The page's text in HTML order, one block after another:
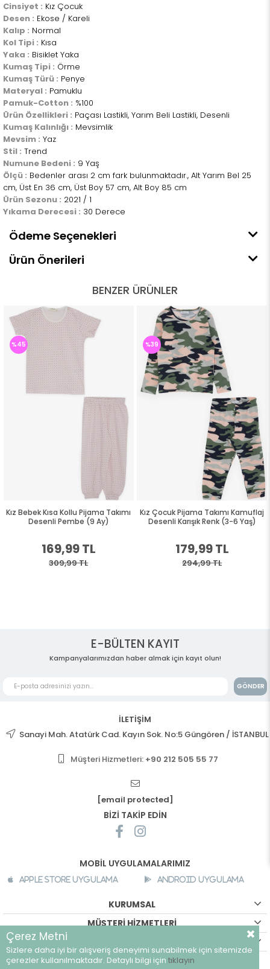
Cinsiyet : Kız Çocuk
Desen : Ekose / Kareli
Kalıp : Normal
Kol Tipi : Kısa
Yaka : Bisiklet Yaka
Kumaş Tipi : Örme
Kumaş Türü : Penye
Materyal : Pamuklu
Pamuk-Cotton : %100
Ürün Özellikleri : Paçası Lastikli, Yarım Beli Lastikli, Desenli
Kumaş Kalınlığı : Mevsimlik
Mevsim : Yaz
Stil : Trend
Numune Bedeni : 9 Yaş
Ölçü : Bedenler arası 2 cm fark bulunmaktadır., Alt Yarım Bel 25
cm, Üst En 36 cm, Üst Boy 57 cm, Alt Boy 85 cm
Ürün Sezonu : 2021 / 1
Yıkama Derecesi : 30 Derece
Ödeme Seçenekleri
Ürün Önerileri
BENZER ÜRÜNLER
Kız Bebek Kısa Kollu Pijama Takımı
Desenli Pembe (9 Ay)
169,99 TL
309,99 TL
%45
Kız Çocuk Pijama Takımı Kamuflaj
Desenli Karışık Renk (3-6 Yaş)
179,99 TL
294,99 TL
%39
E-BÜLTEN KAYIT
Kampanyalarımızdan haber almak için kayıt olun!
GÖNDER
İLETİŞİM
Sanayi Mah. Atatürk Cad. Kayın Sok. No:5 Güngören / İSTANBUL
Müşteri Hizmetleri: +90 212 505 55 77
[email protected]
BİZİ TAKİP EDİN
MOBİL UYGULAMALARIMIZ
Apple Store Uygulama Android Uygulama
KURUMSAL
MÜŞTERİ HİZMETLERİ
©breeze.com.tr - Tüm hakları saklıdır.
Çerez Metni
Sizlere daha iyi bir alışveriş deneyimi sunabilmek için sitemizde
çerezler kullanılmaktadır. Detaylı bilgi için tıklayın